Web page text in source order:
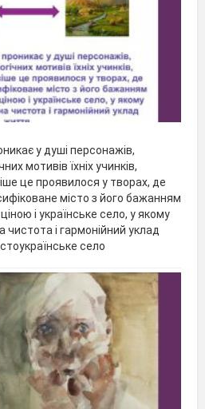
у душі персонажів,
мотивів їхніх учинків,
це проявилося у творах, де
місто з його бажанням
і українське село, у якому
і гармонійний уклад
село